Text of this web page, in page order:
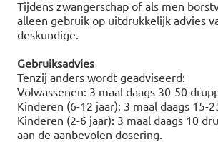
Tijdens zwangerschap of als men
alleen gebruik op uitdrukkelijk advies
deskundige.
Gebruiksadvies
Tenzij anders wordt geadviseerd:
Volwassenen: 3 maal daags 30-50
Kinderen (6-12 jaar): 3 maal daags 15-
Kinderen (2-6 jaar): 3 maal daags 10
aan de aanbevolen dosering.